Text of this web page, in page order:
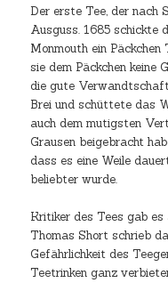
Der erste Tee, der nach
Ausguss. 1685 schickte
Monmouth ein
sie dem Päckchen keine
die gute
Brei und schüttete das
auch dem mutigsten
Grausen beigebracht
dass es eine Weile
beliebter wurde.
Kritiker des Tees gab es
Thomas Short schrieb
Gefährlichkeit des
Teetrinken ganz